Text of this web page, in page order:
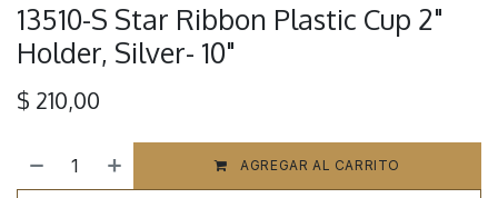
13510-S Star Ribbon Plastic Cup 2"
Holder, Silver- 10"
$ 210,00
AGREGAR AL CARRITO